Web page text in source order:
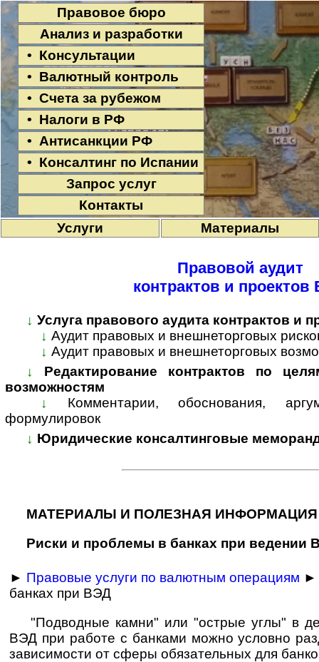
Правовое бюро
Анализ и разработки
• Консультации
• Валютный контроль
• Счета за рубежом
• Налоги в РФ
• Антисанкции РФ
• Консалтинг по Испании
Запрос услуг
Контакты
Услуги
Материалы
Правовой аудит
контрактов и
↓ Услуга правового аудита контрактов и
↓ Аудит правовых и внешнеторговых
↓ Аудит правовых и внешнеторговых
↓
Редактирование контрактов по
возможностям
↓
Комментарии, обоснования,
формулировок
↓ Юридические консалтинговые
МАТЕРИАЛЫ И ПОЛЕЗНАЯ ИНФОРМАЦИЯ
Риски и проблемы в банках при ведении
► Правовые услуги по валютным операциям ►
банках при ВЭД
"Подводные камни" или "острые углы" в
ВЭД при работе с банками можно условно
зависимости от сферы обязательных для